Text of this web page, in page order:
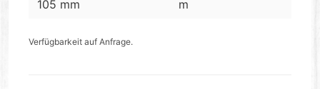
105 mm m
Verfügbarkeit auf Anfrage.